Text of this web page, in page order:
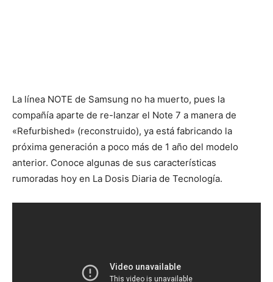
La línea NOTE de Samsung no ha muerto, pues la
compañía aparte de re-lanzar el Note 7 a manera de
«Refurbished» (reconstruido), ya está fabricando la
próxima generación a poco más de 1 año del modelo
anterior. Conoce algunas de sus características
rumoradas hoy en La Dosis Diaria de Tecnología.